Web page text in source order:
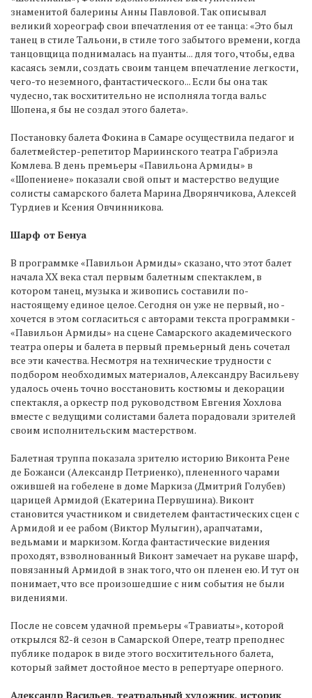
знаменитой балерины Анны Павловой. Так описывал
великий хореограф свои впечатления от ее танца: «Это был
танец в стиле Тальони, в стиле того забытого времени, когда
танцовщица поднималась на пуанты... для того, чтобы, едва
касаясь земли, создать своим танцем впечатление легкости,
чего-то неземного, фантастического... Если бы она так
чудесно, так восхитительно не исполняла тогда вальс
Шопена, я бы не создал этого балета».
Постановку балета Фокина в Самаре осуществила педагог и
балетмейстер-репетитор Мариинского театра Габриэла
Комлева. В день премьеры «Павильона Армиды» в
«Шопениене» показали свой опыт и мастерство ведущие
солисты самарского балета Марина Дворянчикова, Алексей
Турдиев и Ксения Овчинникова.
Шарф от Бенуа
В программке «Павильон Армиды» сказано, что этот балет
начала ХХ века стал первым балетным спектаклем, в
котором танец, музыка и живопись составили по-
настоящему единое целое. Сегодня он уже не первый, но -
хочется в этом согласиться с авторами текста программки -
«Павильон Армиды» на сцене Самарского академического
театра оперы и балета в первый премьерный день сочетал
все эти качества. Несмотря на технические трудности с
подбором необходимых материалов, Александру Васильеву
удалось очень точно восстановить костюмы и декорации
спектакля, а оркестр под руководством Евгения Хохлова
вместе с ведущими солистами балета порадовали зрителей
своим исполнительским мастерством.
Балетная труппа показала зрителю историю Виконта Рене
де Божанси (Александр Петриенко), плененного чарами
ожившей на гобелене в доме Маркиза (Дмитрий Голубев)
царицей Армидой (Екатерина Первушина). Виконт
становится участником и свидетелем фантастических сцен с
Армидой и ее рабом (Виктор Мулыгин), арапчатами,
ведьмами и маркизом. Когда фантастические видения
проходят, взволнованный Виконт замечает на рукаве шарф,
повязанный Армидой в знак того, что он пленен ею. И тут он
понимает, что все произошедшие с ним события не были
видениями.
После не совсем удачной премьеры «Травиаты», которой
открылся 82-й сезон в Самарской Опере, театр преподнес
публике подарок в виде этого восхитительного балета,
который займет достойное место в репертуаре оперного.
Александр Васильев, театральный художник, историк